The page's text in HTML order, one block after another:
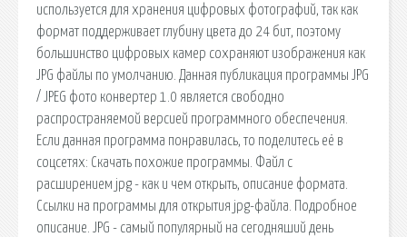
используется для хранения цифровых фотографий, так как
формат поддерживает глубину цвета до 24 бит, поэтому
большинство цифровых камер сохраняют изображения как
JPG файлы по умолчанию. Данная публикация программы JPG
/ JPEG фото конвертер 1.0 является свободно
распространяемой версией программного обеспечения.
Если данная программа понравилась, то поделитесь её в
соцсетях: Скачать похожие программы. Файл с
расширением jpg - как и чем открыть, описание формата.
Ссылки на программы для открытия jpg-файла. Подробное
описание. JPG - самый популярный на сегодняший день